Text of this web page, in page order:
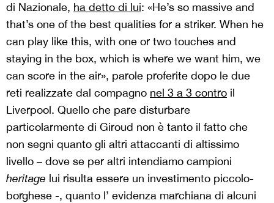
di Nazionale, ha detto di lui: «He’s so massive and
that’s one of the best qualities for a striker. When he
can play like this, with one or two touches and
staying in the box, which is where we want him, we
can score in the air», parole proferite dopo le due
reti realizzate dal compagno nel 3 a 3 contro il
Liverpool. Quello che pare disturbare
particolarmente di Giroud non è tanto il fatto che
non segni quanto gli altri attaccanti di altissimo
livello – dove se per altri intendiamo campioni
heritage lui risulta essere un investimento piccolo-
borghese -, quanto l’ evidenza marchiana di alcuni